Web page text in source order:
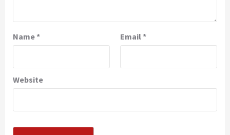
Name* Email*
Website